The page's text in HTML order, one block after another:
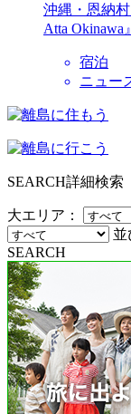
沖縄・恩納
Atta Okinawa
宿泊
ニュー
SEARCH詳細検索
大エリア：
SEARCH